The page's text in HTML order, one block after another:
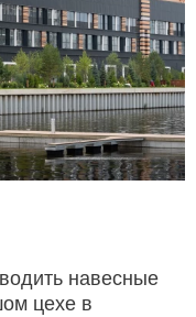
навесные
цехе в